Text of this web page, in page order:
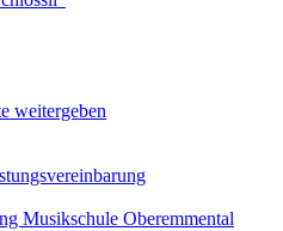
weitergeben
Musikschule Oberemmental